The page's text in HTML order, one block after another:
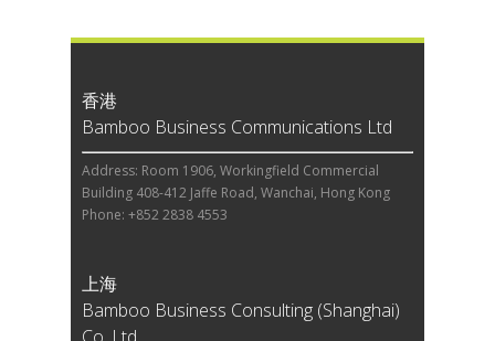
香港
Bamboo Business Communications Ltd
Address: Room 1906, Workingfield Commercial
Building 408-412 Jaffe Road, Wanchai, Hong Kong
Phone: +852 2838 4553
上海
Bamboo Business Consulting (Shanghai)